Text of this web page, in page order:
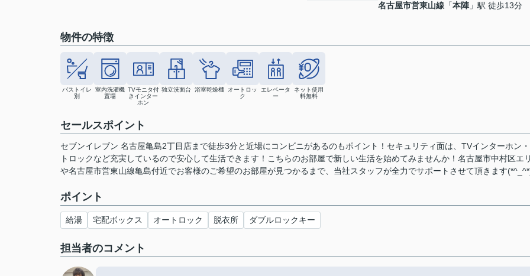
名古屋市営東山線 「本陣」駅 徒歩13分
物件の特徴
バストイレ
別
室内洗濯機
置場
TVモニタ付
きインター
ホン
独立洗面台 浴室乾燥機
オートロッ
ク
エレベータ
ー
ネット使用
料無料
セールスポイント
セブンイレブン 名古屋亀島2丁目店まで徒歩3分と近場にコンビニがあるのもポイント！セキュリティ面は、TVインターホン
トロックなど充実しているので安心して生活できます！こちらのお部屋で新しい生活を始めてみませんか！名古屋市中村区エ
や名古屋市営東山線亀島付近でお客様のご希望のお部屋が見つかるまで、当社スタッフが全力でサポートさせて頂きます
ポイント
給湯 宅配ボックス オートロック 脱衣所 ダブルロックキー
担当者のコメント